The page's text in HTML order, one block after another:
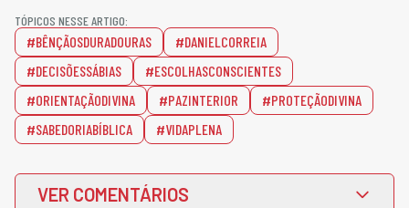
TÓPICOS NESSE ARTIGO:
#BÊNÇÃOSDURADOURAS
#DANIELCORREIA
#DECISÕESSÁBIAS
#ESCOLHASCONSCIENTES
#ORIENTAÇÃODIVINA
#PAZINTERIOR
#PROTEÇÃODIVINA
#SABEDORIABÍBLICA
#VIDAPLENA
VER COMENTÁRIOS